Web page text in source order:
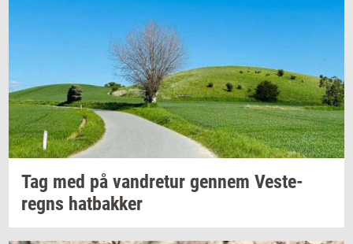
Tag med på van­dre­tur gen­nem Ve­ste­
regns hat­bak­ker